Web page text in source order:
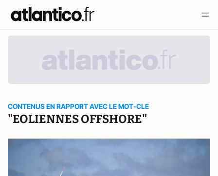
CONTENUS EN RAPPORT AVEC LE MOT-CLE
"EOLIENNES OFFSHORE"